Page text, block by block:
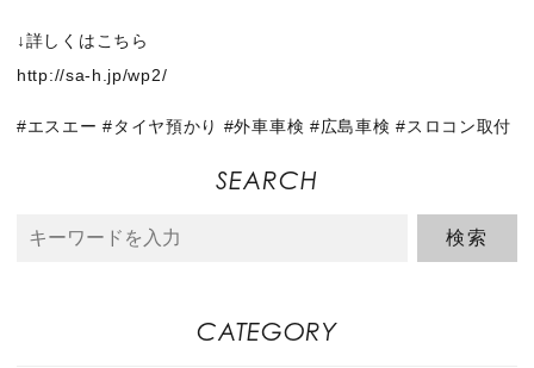
↓詳しくはこちら
http://sa-h.jp/wp2/
#エスエー #タイヤ預かり #外車車検 #広島車検 #スロコン取付
SEARCH
CATEGORY